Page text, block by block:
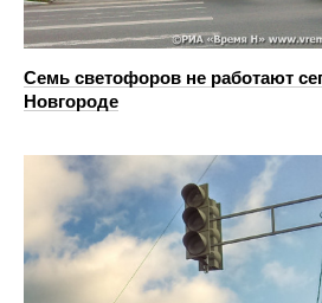
Семь светофоров не работают
Новгороде